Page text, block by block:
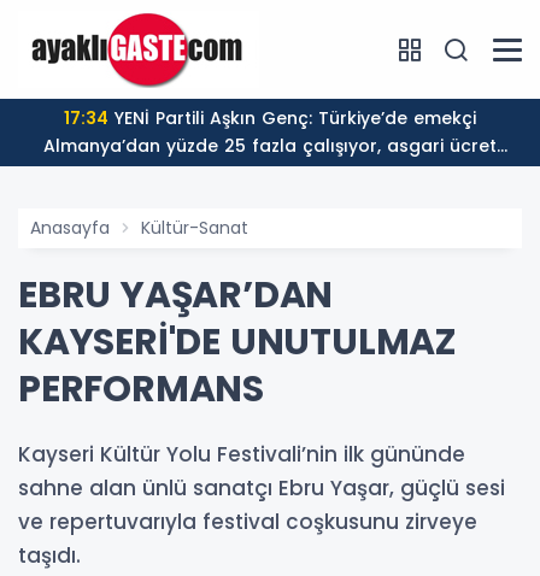
17:34
Almanya’dan yüzde 25 fazla çalışıyor, asgari ücret
ayın 18 gününe yetiyor
Anasayfa Kültür-Sanat
EBRU YAŞAR’DAN
KAYSERİ'DE UNUTULMAZ
PERFORMANS
Kayseri Kültür Yolu Festivali’nin ilk gününde
sahne alan ünlü sanatçı Ebru Yaşar, güçlü sesi
ve repertuvarıyla festival coşkusunu zirveye
taşıdı.